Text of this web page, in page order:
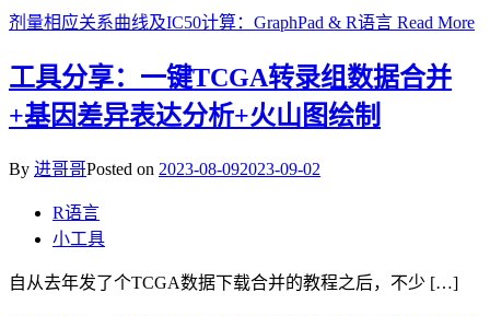
剂量相应关系曲线及IC50计算：GraphPad & R语言 Read More
工具分享：一键TCGA转录组数据合并
+基因差异表达分析+火山图绘制
By 进哥哥Posted on 2023-08-092023-09-02
R语言
小工具
自从去年发了个TCGA数据下载合并的教程之后，不少 […]